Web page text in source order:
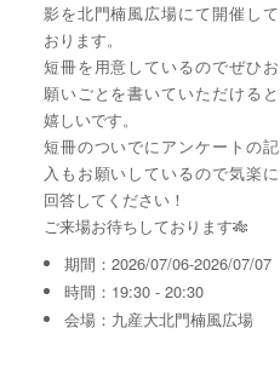
影を北門楠風広場にて開催して
おります。
短冊を用意しているのでぜひお
願いごとを書いていただけると
嬉しいです。
短冊のついでにアンケートの記
入もお願いしているので気楽に
回答してください！
ご来場お待ちしております🎋
期間：2026/07/06-2026/07/07
時間：19:30 - 20:30
会場：九産大北門楠風広場